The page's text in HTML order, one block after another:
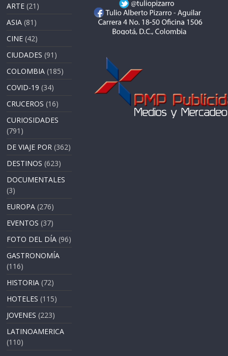
ARTE (21)
ASIA (81)
CINE (42)
CIUDADES (91)
COLOMBIA (185)
COVID-19 (34)
CRUCEROS (16)
CURIOSIDADES
(791)
DE VIAJE POR (362)
DESTINOS (623)
DOCUMENTALES
(3)
EUROPA (276)
EVENTOS (37)
FOTO DEL DÍA (96)
GASTRONOMÍA
(116)
HISTORIA (72)
HOTELES (115)
JOVENES (223)
LATINOAMERICA
(110)